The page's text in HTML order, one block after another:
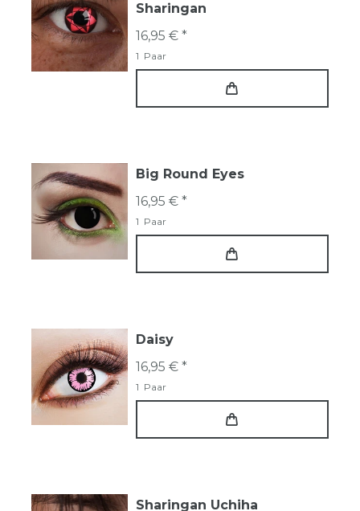
Sharingan
16,95 € *
1 Paar
Big Round Eyes
16,95 € *
1 Paar
Daisy
16,95 € *
1 Paar
Sharingan Uchiha